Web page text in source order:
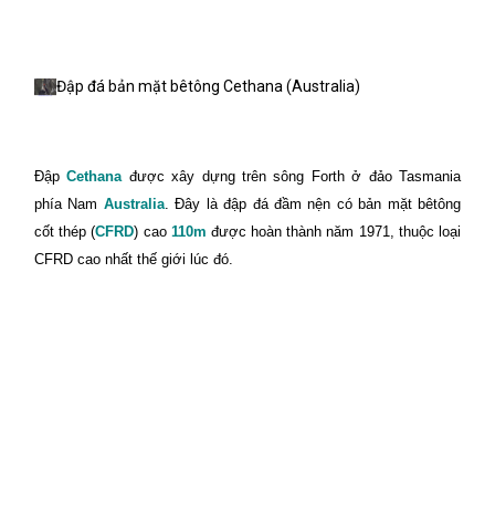
Đập đá bản mặt bêtông Cethana (Australia)
ĐậpCethanađược xây dựng trên sông Forth ở đảoTasmania
phía Nam Australia. Đây là đập đá đầm nện có bản mặt bêtông
cốt thép (CFRD) cao 110m được hoàn thành năm 1971, thuộc loại
CFRD cao nhất thế giới lúc đó.